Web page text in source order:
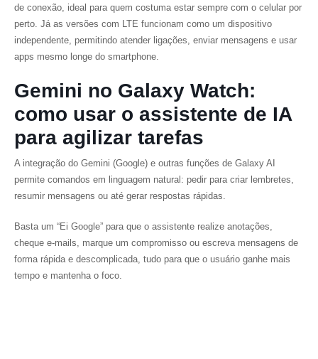
de conexão, ideal para quem costuma estar sempre com o celular por
perto. Já as versões com LTE funcionam como um dispositivo
independente, permitindo atender ligações, enviar mensagens e usar
apps mesmo longe do smartphone.
Gemini no Galaxy Watch:
como usar o assistente de IA
para agilizar tarefas
A integração do Gemini (Google) e outras funções de Galaxy AI
permite comandos em linguagem natural: pedir para criar lembretes,
resumir mensagens ou até gerar respostas rápidas.
Basta um “Ei Google” para que o assistente realize anotações,
cheque e-mails, marque um compromisso ou escreva mensagens de
forma rápida e descomplicada, tudo para que o usuário ganhe mais
tempo e mantenha o foco.